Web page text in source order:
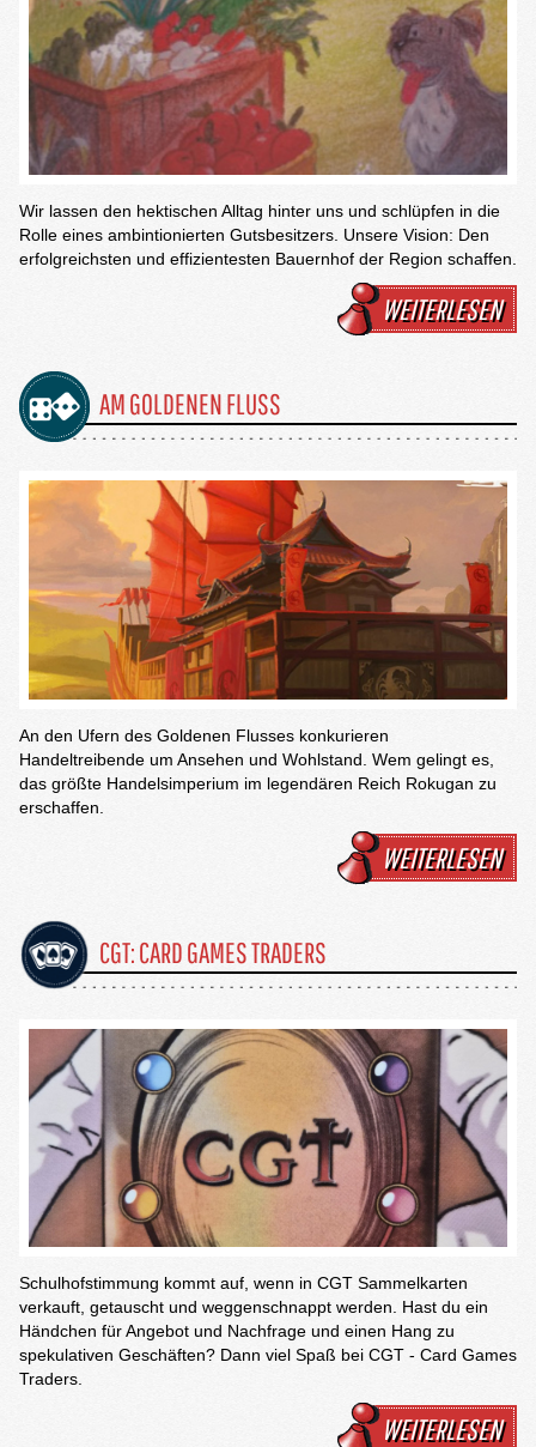
Wir lassen den hektischen Alltag hinter uns und schlüpfen in die
Rolle eines ambintionierten Gutsbesitzers. Unsere Vision: Den
erfolgreichsten und effizientesten Bauernhof der Region schaffen.
WEITERLESEN
AM GOLDENEN FLUSS
An den Ufern des Goldenen Flusses konkurieren
Handeltreibende um Ansehen und Wohlstand. Wem gelingt es,
das größte Handelsimperium im legendären Reich Rokugan zu
erschaffen.
WEITERLESEN
CGT: CARD GAMES TRADERS
Schulhofstimmung kommt auf, wenn in CGT Sammelkarten
verkauft, getauscht und weggenschnappt werden. Hast du ein
Händchen für Angebot und Nachfrage und einen Hang zu
spekulativen Geschäften? Dann viel Spaß bei CGT - Card Games
Traders.
WEITERLESEN